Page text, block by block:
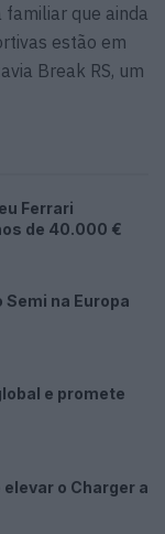
familiar que ainda
estão em
Break RS, um
Ferrari
de 40.000 €
na Europa
e promete
o Charger a